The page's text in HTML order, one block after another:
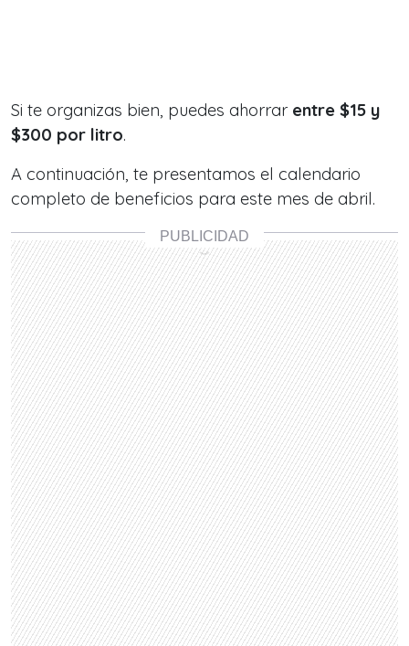
Si te organizas bien, puedes ahorrar entre $15 y
$300 por litro.
A continuación, te presentamos el calendario
completo de beneficios para este mes de abril.